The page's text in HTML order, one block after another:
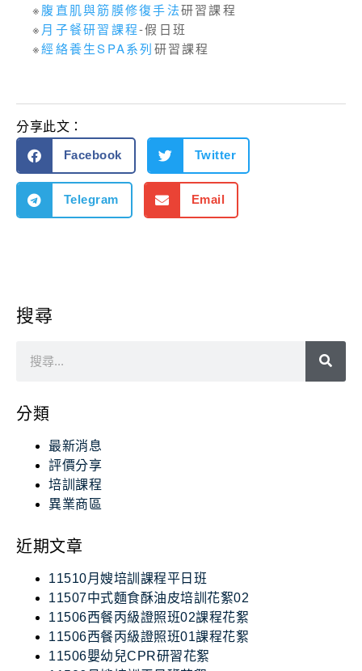
※腹直肌與筋膜修復手法研習課程
※月子餐研習課程-假日班
※經絡養生SPA系列研習課程
分享此文：
Facebook Twitter
Telegram Email
搜尋
分類
最新消息
評價分享
培訓課程
異業商區
近期文章
11510月嫂培訓課程平日班
11507中式麵食酥油皮培訓花絮02
11506西餐丙級證照班02課程花絮
11506西餐丙級證照班01課程花絮
11506嬰幼兒CPR研習花絮